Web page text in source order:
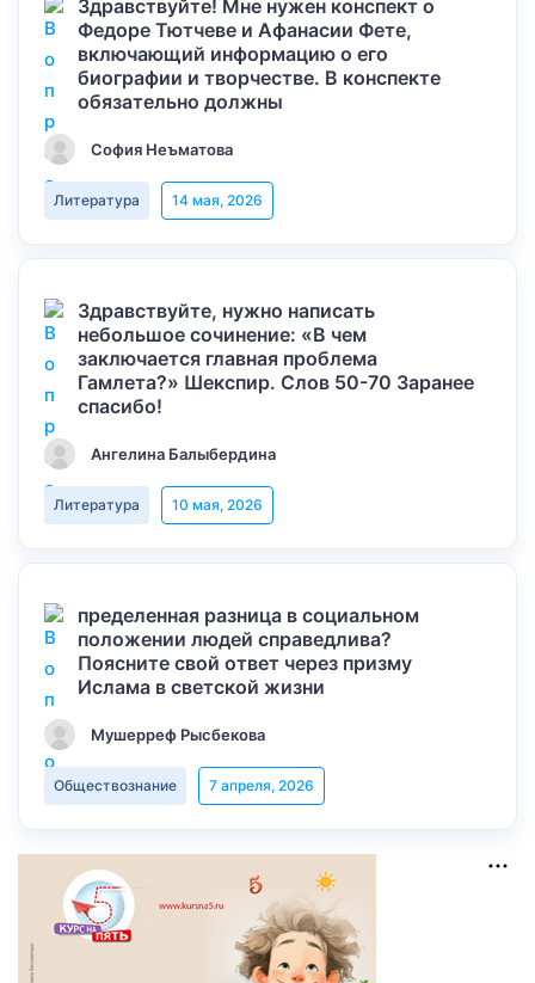
Здравствуйте! Мне нужен конспект о
Федоре Тютчеве и Афанасии Фете,
включающий информацию о его
биографии и творчестве. В конспекте
обязательно должны
София Неъматова
Литература 14 мая, 2026
Здравствуйте, нужно написать
небольшое сочинение: «В чем
заключается главная проблема
Гамлета?» Шекспир. Слов 50-70 Заранее
спасибо!
Ангелина Балыбердина
Литература 10 мая, 2026
пределенная разница в социальном
положении людей справедлива?
Поясните свой ответ через призму
Ислама в светской жизни
Мушерреф Рысбекова
Обществознание 7 апреля, 2026